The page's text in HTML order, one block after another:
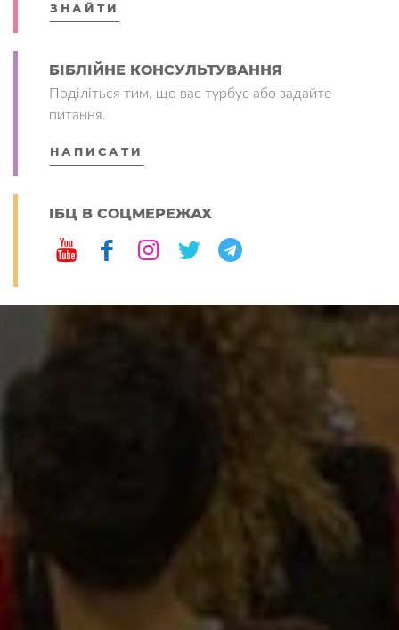
ЗНАЙТИ
БІБЛІЙНЕ КОНСУЛЬТУВАННЯ
Поділіться тим, що вас турбує або задайте
питання.
НАПИСАТИ
ІБЦ В СОЦМЕРЕЖАХ